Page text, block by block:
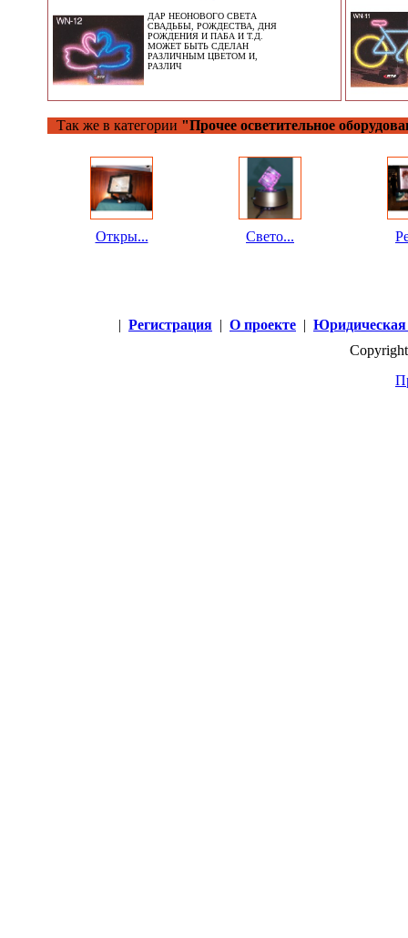
ДАР НЕОНОВОГО СВЕТА
СВАДЬБЫ, РОЖДЕСТВА, ДНЯ
РОЖДЕНИЯ И ПАБА И Т.Д.
МОЖЕТ БЫТЬ СДЕЛАН
РАЗЛИЧНЫМ ЦВЕТОМ И,
РАЗЛИЧ
Так же в категории "Прочее осветительное
Откры... Свето...
| Регистрация | О проекте |